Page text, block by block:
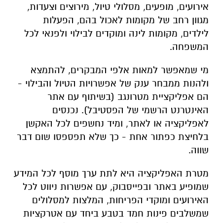
אירועים, מופעים, מסלולי טיול, מירוצים וצעדות,
מגוון רחב של מקומות לאכול בהם, הפעלות
לילדים, מקומות לינה ומוקדים לבילוי ולפנאי לכל
המשפחה.
מי שמאפשר למאות אלפי המבקרים, להתמצא
ולהנות ממבחר ענק של אפשרויות הטיול והבילוי -
הם אפליקציית מטרונגב (בשיתוף עם אתר
האינטרנט הרשמי של הפסטיבל). נכנסים
לאפליקציה או לאתר, ומיד נחשפים לכל האקשן
בלחיצת כפתור אחת - כך שלא תפספסו שום דבר
שווה.
מטרת האפליקציה היא לתת ערך מוסף לכל המידע
שמופיע באתר ובפייסבוק, עם אפשרות ניווט לכל
האירועים ומוקדי הפריחות, המלצות למסלולים
שמשלבים פינות חמד בטבע ביחד עם אטרקציות